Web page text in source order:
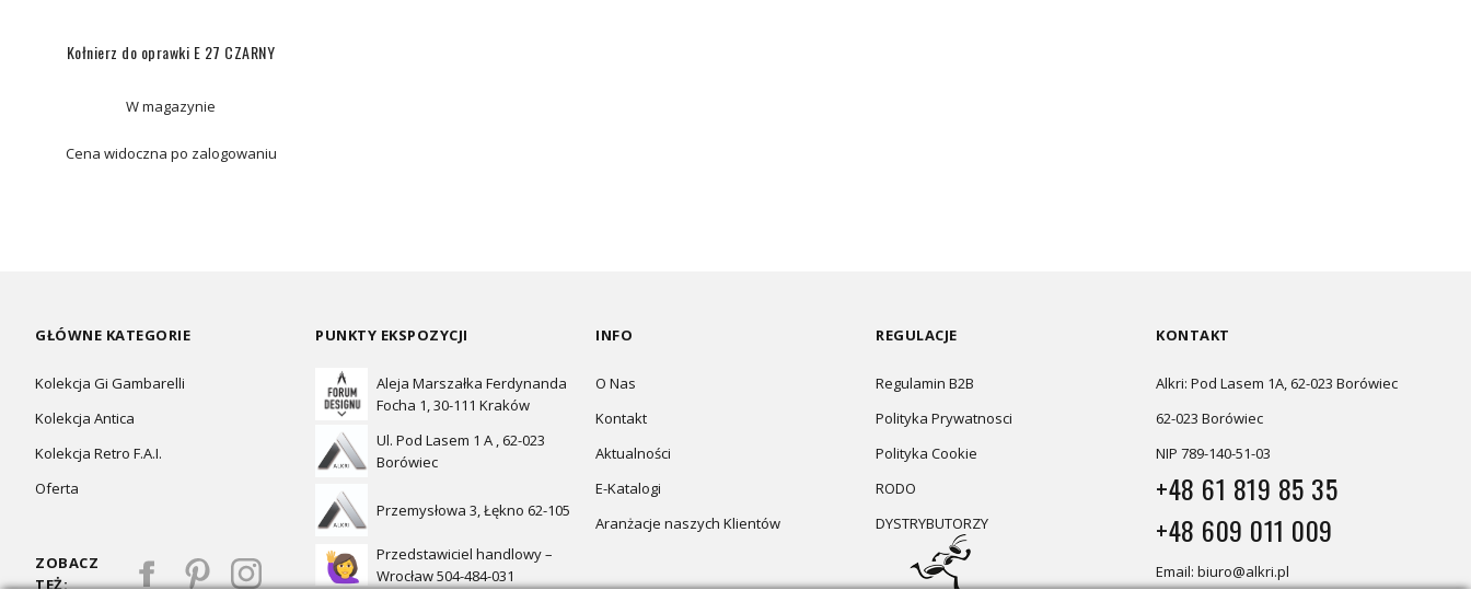
Kołnierz do oprawki E 27 CZARNY
W magazynie
Cena widoczna po zalogowaniu
GŁÓWNE KATEGORIE
Kolekcja Gi Gambarelli
Kolekcja Antica
Kolekcja Retro F.A.I.
Oferta
ZOBACZ
TEŻ:
PUNKTY EKSPOZYCJI
Aleja Marszałka Ferdynanda
Focha 1, 30-111 Kraków
Ul. Pod Lasem 1 A , 62-023
Borówiec
Przemysłowa 3, Łękno 62-105
Przedstawiciel handlowy –
Wrocław 504-484-031
INFO
O Nas
Kontakt
Aktualności
E-Katalogi
Aranżacje naszych Klientów
REGULACJE
Regulamin B2B
Polityka Prywatnosci
Polityka Cookie
RODO
DYSTRYBUTORZY
KONTAKT
Alkri: Pod Lasem 1A, 62-023 Borówiec
62-023 Borówiec
NIP 789-140-51-03
+48 61 819 85 35
+48 609 011 009
Email: biuro@alkri.pl